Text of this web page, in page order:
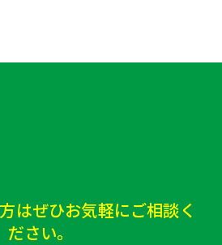
はぜひお気軽にご相談く
ださい。